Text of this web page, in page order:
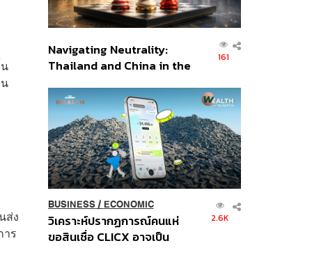
ส่ง
ร
Navigating Neutrality:
Thailand and China in the
Order
161
BUSINESS/ ECONOMIC
วิเคราะห์ปรากฏการณ์คนแห่
ขอสินเชื่อ CLICX อาจเป็น
2.6K